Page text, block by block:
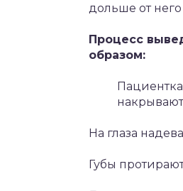
дольше от
Процесс
образом:
На глаза
Губы